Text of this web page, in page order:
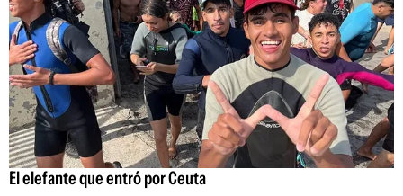
El elefante que entró por Ceuta